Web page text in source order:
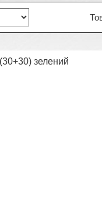
зелений